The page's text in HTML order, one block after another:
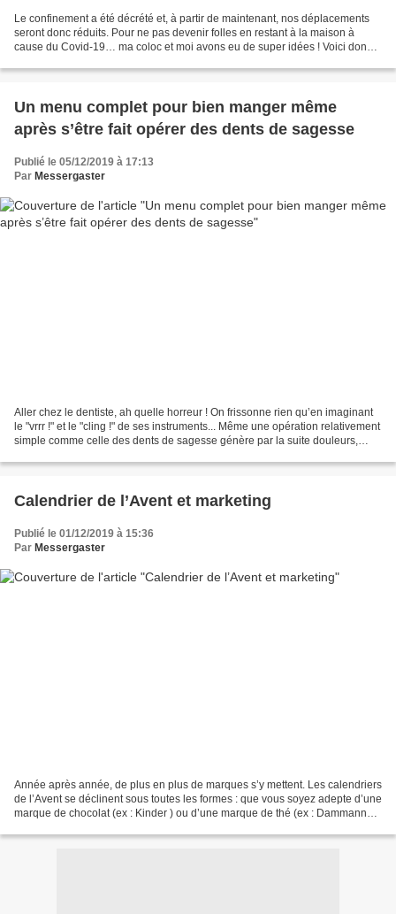
Le confinement a été décrété et, à partir de maintenant, nos déplacements
seront donc réduits. Pour ne pas devenir folles en restant à la maison à
cause du Covid-19… ma coloc et moi avons eu de super idées ! Voici donc 3
Un menu complet pour bien manger même
après s’être fait opérer des dents de sagesse
Publié le 05/12/2019 à 17:13
Par Messergaster
Aller chez le dentiste, ah quelle horreur ! On frissonne rien qu’en imaginant
le "vrrr !" et le "cling !" de ses instruments... Même une opération relativement
simple comme celle des dents de sagesse génère par la suite douleurs,
Calendrier de l’Avent et marketing
Publié le 01/12/2019 à 15:36
Par Messergaster
Année après année, de plus en plus de marques s’y mettent. Les calendriers
de l’Avent se déclinent sous toutes les formes : que vous soyez adepte d’une
marque de chocolat (ex : Kinder ) ou d’une marque de thé (ex : Dammann